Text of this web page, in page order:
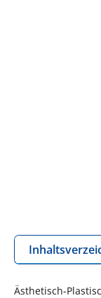
Ästhetisch-